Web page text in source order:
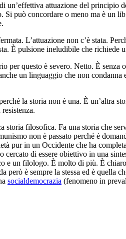
un’effettiva attuazione del
Si può concordare o meno ma è
L’attuazione non c’è stata.
È pulsione ineludibile che
questo è severo. Netto. È senza
un linguaggio che non
la storia non è una. È un’altra
filosofica. Fa una storia che
non è passato perché è
pur in un Occidente che ha
di essere obiettivo in una
un filologo. È molto di più. È
però è sempre la stessa ed è
socialdemocrazia (fenomeno in